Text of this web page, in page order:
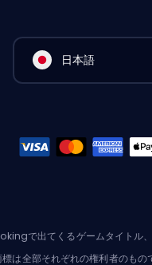
日本語
で出てくるゲームタイトル
標は全部それぞれの権利者のもの